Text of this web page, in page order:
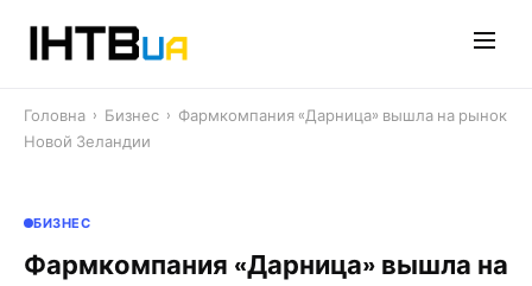
Головна › Бизнес › Фармкомпания «Дарница» вышла на рынок
Новой Зеландии
БИЗНЕС
Фармкомпания «Дарница» вышла на